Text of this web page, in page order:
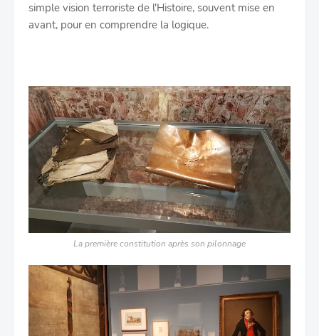
simple vision terroriste de l'Histoire, souvent mise en
avant, pour en comprendre la logique.
La première constitution après son pilonnage